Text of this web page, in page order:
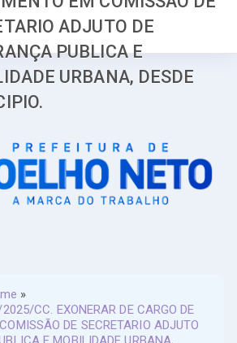
ADJUTO DE
PUBLICA E
URBANA, DESDE
»
CC. EXONERAR DE CARGO DE
DE SECRETARIO ADJUTO